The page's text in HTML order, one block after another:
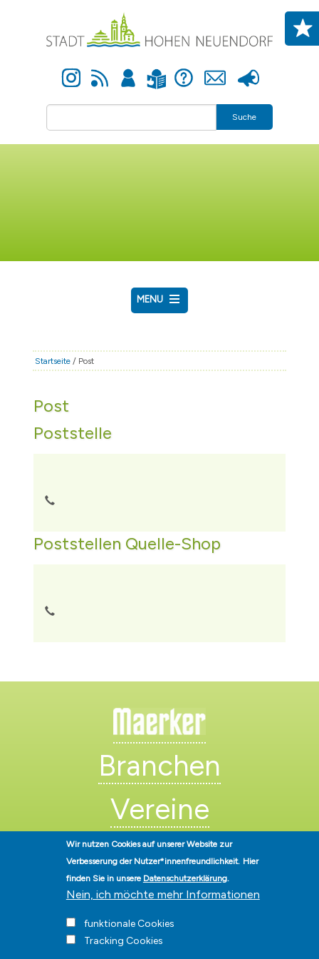
Instagram Newsfeed Anmelden Leichte Sprache Hilfe Kontakt Presse
Suche
MENU
Startseite / Post
Post
Poststelle
Poststellen Quelle-Shop
Branchen
Vereine
Künstler
Wir nutzen Cookies auf unserer Website zur
Verbesserung der Nutzer*innenfreundlichkeit. Hier
finden Sie in unsere Datenschutzerklärung.
Nein, ich möchte mehr Informationen
funktionale Cookies
Tracking Cookies